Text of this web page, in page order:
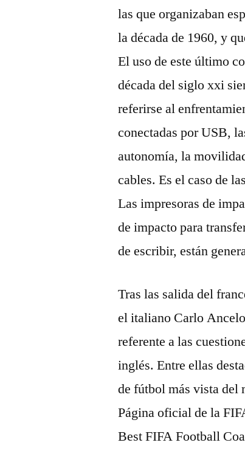
las que organizaban
la década de 1960, y
El uso de este último
década del siglo xxi
referirse al
conectadas por USB,
autonomía, la
cables. Es el caso de
Las impresoras de
de impacto para
de escribir, están
Tras las salida del
el italiano Carlo
referente a las
inglés. Entre ellas
de fútbol más vista del
Página oficial de la
Best FIFA Football